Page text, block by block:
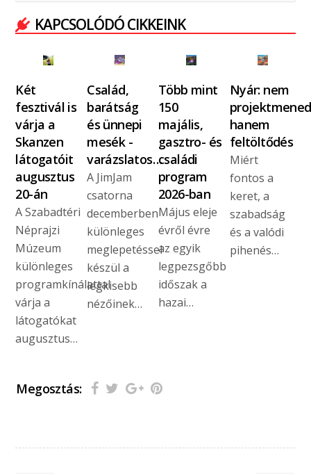
KAPCSOLÓDÓ CIKKEINK
Két
fesztivál is
várja a
Skanzen
látogatóit
augusztus
20-án
A Szabadtéri
Néprajzi
Múzeum
különleges
programkínálattal
várja a
látogatókat
augusztus…
Család,
barátság
és ünnepi
mesék -
varázslatos…
A JimJam
csatorna
decemberben
különleges
meglepetéssel
készül a
legkisebb
nézőinek…
Több mint
150
majális,
gasztro- és
családi
program
2026-ban
Május eleje
évről évre
az egyik
legpezsgőbb
időszak a
hazai…
Nyár: nem
hanem
feltöltődés
Miért
fontos a
keret, a
szabadság
és a valódi
pihenés…
Megosztás: